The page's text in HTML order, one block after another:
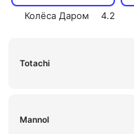
Колёса Даром
4.2
Totachi
Mannol